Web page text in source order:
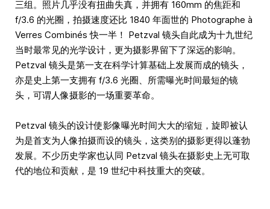
三组。照片几乎没有扭曲失真，并拥有 160mm 的焦距和
f/3.6 的光圈，拍摄速度还比 1840 年面世的 Photographe à
Verres Combinés 快一半！ Petzval 镜头自此成为十九世纪
当时最常见的光学设计，更为摄影界留下了深远的影响。
Petzval 镜头是第一支在科学计算基础上发展而成的镜头，
亦是史上第一支拥有 f/3.6 光圈、所需曝光时间最短的镜
头，可谓人像摄影的一场重要革命。
Petzval 镜头的设计使影像曝光时间大大的缩短，旋即被认
为是首支为人像拍摄而设的镜头，这类别的摄影更得以蓬勃
发展。不少历史学家也认同 Petzval 镜头在摄影史上无可取
代的地位和贡献，是 19 世纪中科技重大的突破。